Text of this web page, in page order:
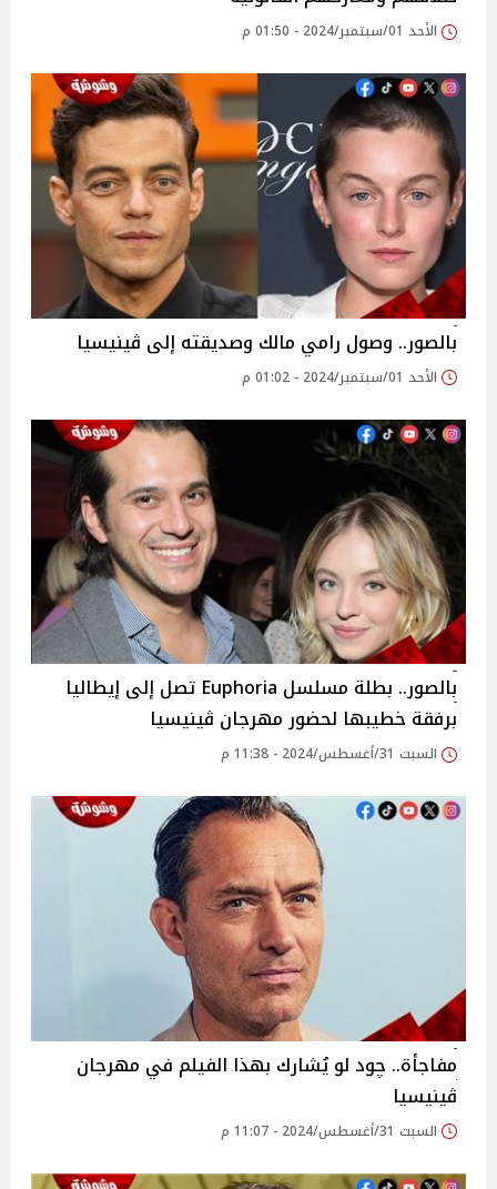
الأحد 01/سبتمبر/2024 - 01:50 م
بالصور.. وصول رامي مالك وصديقته إلى ڤينيسيا
الأحد 01/سبتمبر/2024 - 01:02 م
بالصور.. بطلة مسلسل Euphoria تصل إلى إيطاليا
برفقة خطيبها لحضور مهرجان ڤينيسيا
السبت 31/أغسطس/2024 - 11:38 م
مفاجأة.. چود لو يُشارك بهذا الفيلم في مهرجان
ڤينيسيا
السبت 31/أغسطس/2024 - 11:07 م